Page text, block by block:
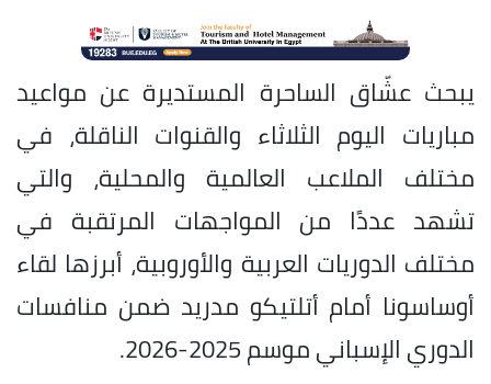
يبحث عشّاق الساحرة المستديرة عن مواعيد
مباريات اليوم الثلاثاء والقنوات الناقلة، في
مختلف الملاعب العالمية والمحلية، والتي
تشهد عددًا من المواجهات المرتقبة في
مختلف الدوريات العربية والأوروبية، أبرزها لقاء
أوساسونا أمام أتلتيكو مدريد ضمن منافسات
الدوري الإسباني موسم 2025-2026.